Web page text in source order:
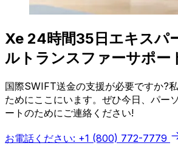
Xe 24時間35日エキスパ
ルトランスファーサポー
国際SWIFT送金の支援が必要ですか?
ためにここにいます。ぜひ今日、パー
ートのためにご連絡ください!
お電話ください: +1 (800) 772-7779